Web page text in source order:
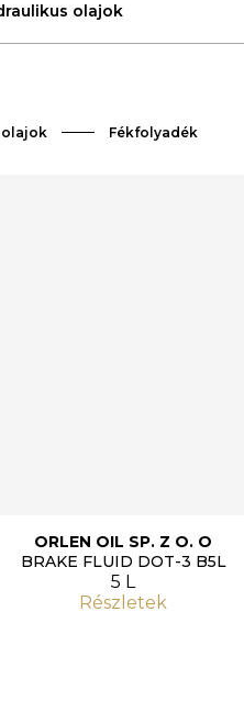
olajok
Fékfolyadék
ORLEN OIL SP. Z O. O
BRAKE FLUID DOT-3 B5L
5 L
Részletek